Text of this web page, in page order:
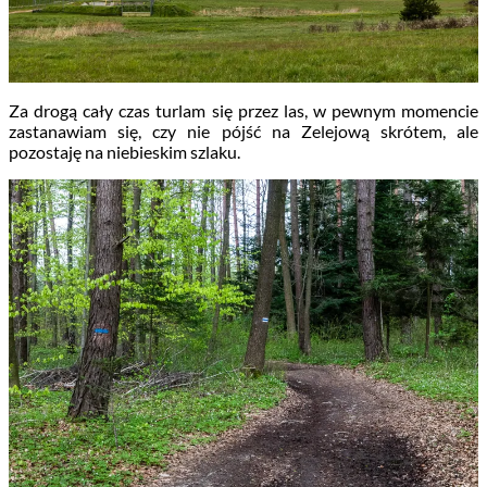
Za drogą cały czas turlam się przez las, w pewnym momencie
zastanawiam się, czy nie pójść na Zelejową skrótem, ale
pozostaję na niebieskim szlaku.